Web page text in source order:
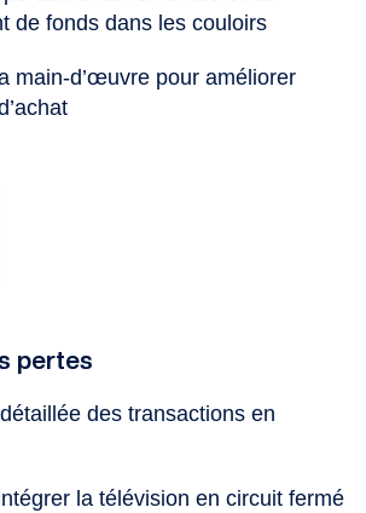
de fonds dans les couloirs
main-d’œuvre pour améliorer
pertes
des transactions en
la télévision en circuit fermé